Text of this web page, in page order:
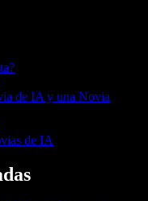
de IA y una Novia
de IA